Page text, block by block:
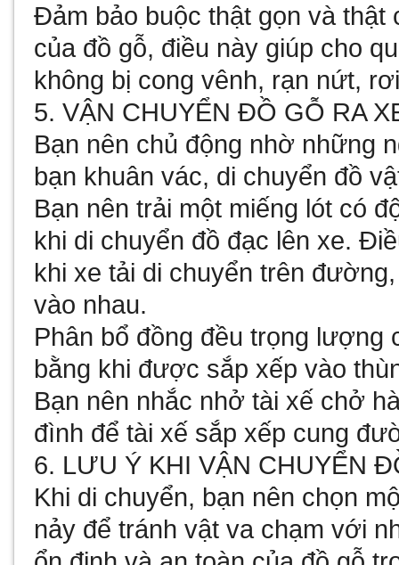
Đảm bảo buộc thật gọn và
của đồ gỗ, điều này giúp cho
không bị cong vênh, rạn nứt,
5. VẬN CHUYỂN ĐỒ GỖ RA
Bạn nên chủ động nhờ những
bạn khuân vác, di chuyển đồ
Bạn nên trải một miếng lót có
khi di chuyển đồ đạc lên xe.
khi xe tải di chuyển trên
vào nhau.
Phân bổ đồng đều trọng lượng
bằng khi được sắp xếp vào
Bạn nên nhắc nhở tài xế chở
đình để tài xế sắp xếp cung
6. LƯU Ý KHI VẬN CHUYỂN
Khi di chuyển, bạn nên chọn
nảy để tránh vật va chạm với